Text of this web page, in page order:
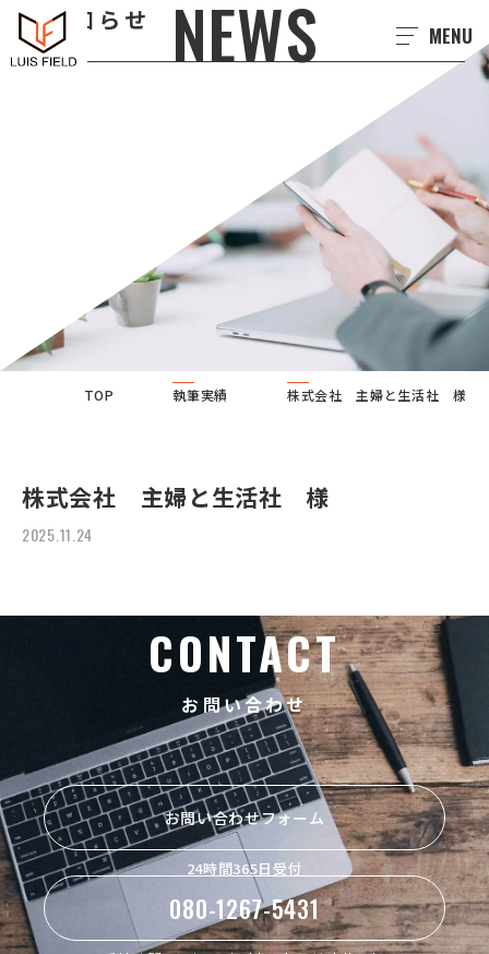
MENU
NEWS
お知らせ
TOP 執筆実績 株式会社 主婦と生活社 様
株式会社 主婦と生活社 様
2025.11.24
CONTACT
お問い合わせ
お問い合わせフォーム
24時間365日受付
080-1267-5431